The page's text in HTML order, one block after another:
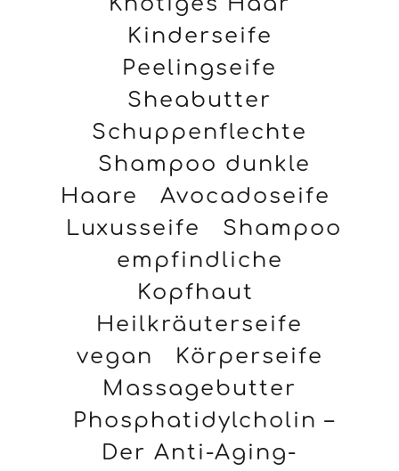
Kinderseife
Peelingseife
Sheabutter
Schuppenflechte
Shampoo dunkle
Haare
Avocadoseife
Luxusseife
Shampoo
empfindliche
Kopfhaut
Heilkräuterseife
vegan
Körperseife
Massagebutter
Phosphatidylcholin –
Der Anti-Aging-